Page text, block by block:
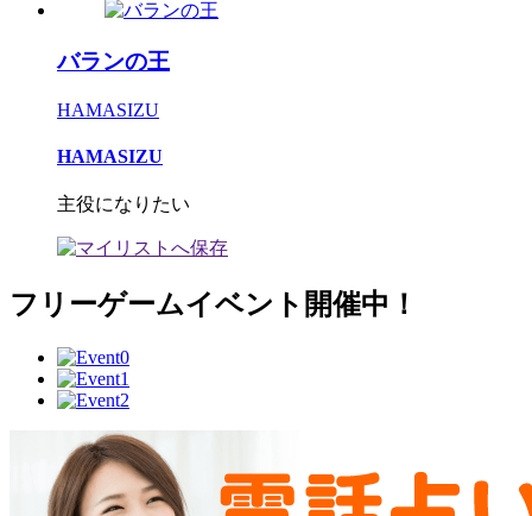
バランの王
HAMASIZU
HAMASIZU
主役になりたい
フリーゲームイベント開催中！